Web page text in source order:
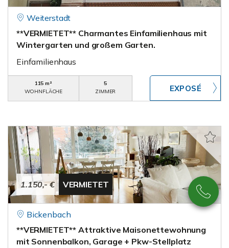
Weiterstadt
**VERMIETET** Charmantes Einfamilienhaus mit
Wintergarten und großem Garten.
Einfamilienhaus
115 m²
WOHNFLÄCHE
5
ZIMMER
1.150,- € VERMIETET
Bickenbach
**VERMIETET** Attraktive Maisonettewohnung
mit Sonnenbalkon, Garage + Pkw-Stellplatz